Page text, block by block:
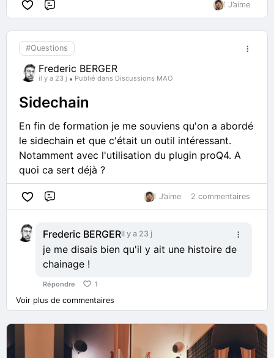
: L'application Spitfire reste obligatoire ⚡. Splice
n'héberge pas ces dizaines de gigaoctets de
samples. L'application Spitfire demeure l'unique
passerelle pour installer, mettre à jour,
L'astuce YouTips : Lors de votre réinstallation,
configurez l'application Spitfire pour installer vos
principal, et vos banques de sons lourdes sur un
SSDexterne rapide. En cas de bug de détection
dans votre DAW, la fonction "Repair" de
l'application Spitfire résoudra votre problème en
quelques secondes !
👉 Lire l'article complet et le guide d'installation
1 J’aime
#Questions
Frederic BERGER
il y a 23 j Publié dans Discussions MAO
Sidechain
En fin de formation je me souviens qu'on a abordé
le sidechain et que c'était un outil intéressant.
Notamment avec l'utilisation du plugin proQ4. A
quoi ca sert déjà ?
1 J’aime 2 commentaires
Frederic BERGERil y a 23 j
je me disais bien qu'il y ait une histoire de
chainage !
Répondre 1
Voir plus de commentaires